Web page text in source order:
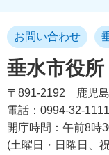
垂水市役所
お問い合わせ
〒891-2192
鹿児
電話：0994-32-
開庁時間：午前8時
(土曜日・日曜日、